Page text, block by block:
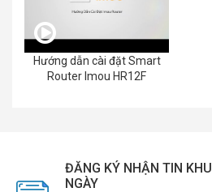
Hướng dẫn cài đặt Smart
Router Imou HR12F
ĐĂNG KÝ NHẬN TIN
NGÀY